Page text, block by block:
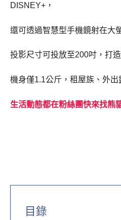
DISNEY+，
還可透過智慧型手機鏡射在大
投影尺寸可投放至200吋，打
機身僅1.1公斤，租屋族、外出
生活動態都在粉絲團快來找熊
目錄